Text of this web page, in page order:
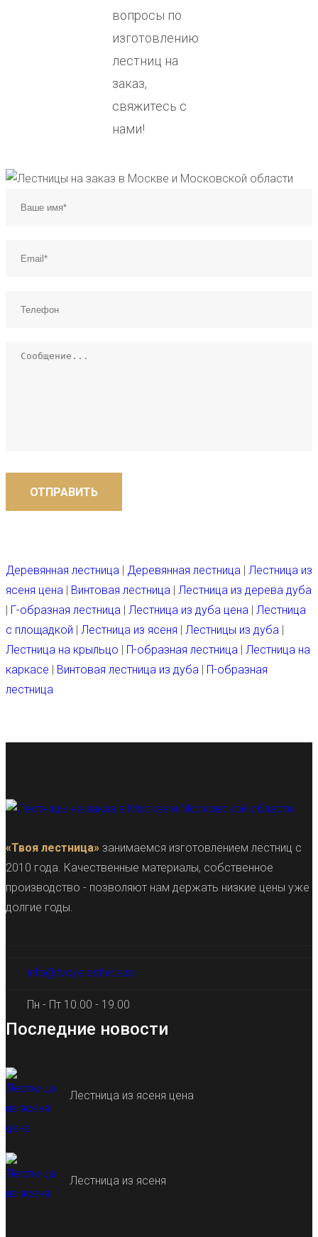
вопросы по
изготовлению
лестниц на
заказ,
свяжитесь с
нами!
ОТПРАВИТЬ
Деревянная лестница | Деревянная лестница | Лестница из
ясеня цена | Винтовая лестница | Лестница из дерева дуба
| Г-образная лестница | Лестница из дуба цена | Лестница
с площадкой | Лестница из ясеня | Лестницы из дуба |
Лестница на крыльцо | П-образная лестница | Лестница на
каркасе | Винтовая лестница из дуба | П-образная
лестница
«Твоя лестница» занимаемся изготовлением лестниц с
2010 года. Качественные материалы, собственное
производство - позволяют нам держать низкие цены уже
долгие годы.
info@tvoyalestnica.ru
Пн - Пт 10.00 - 19.00
Последние новости
Лестница из ясеня цена
Лестница из ясеня